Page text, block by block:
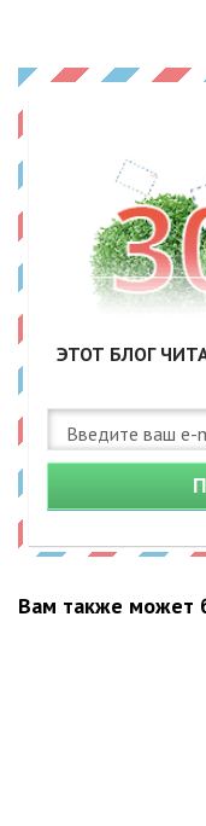
ЭТОТ БЛОГ
Вам также может